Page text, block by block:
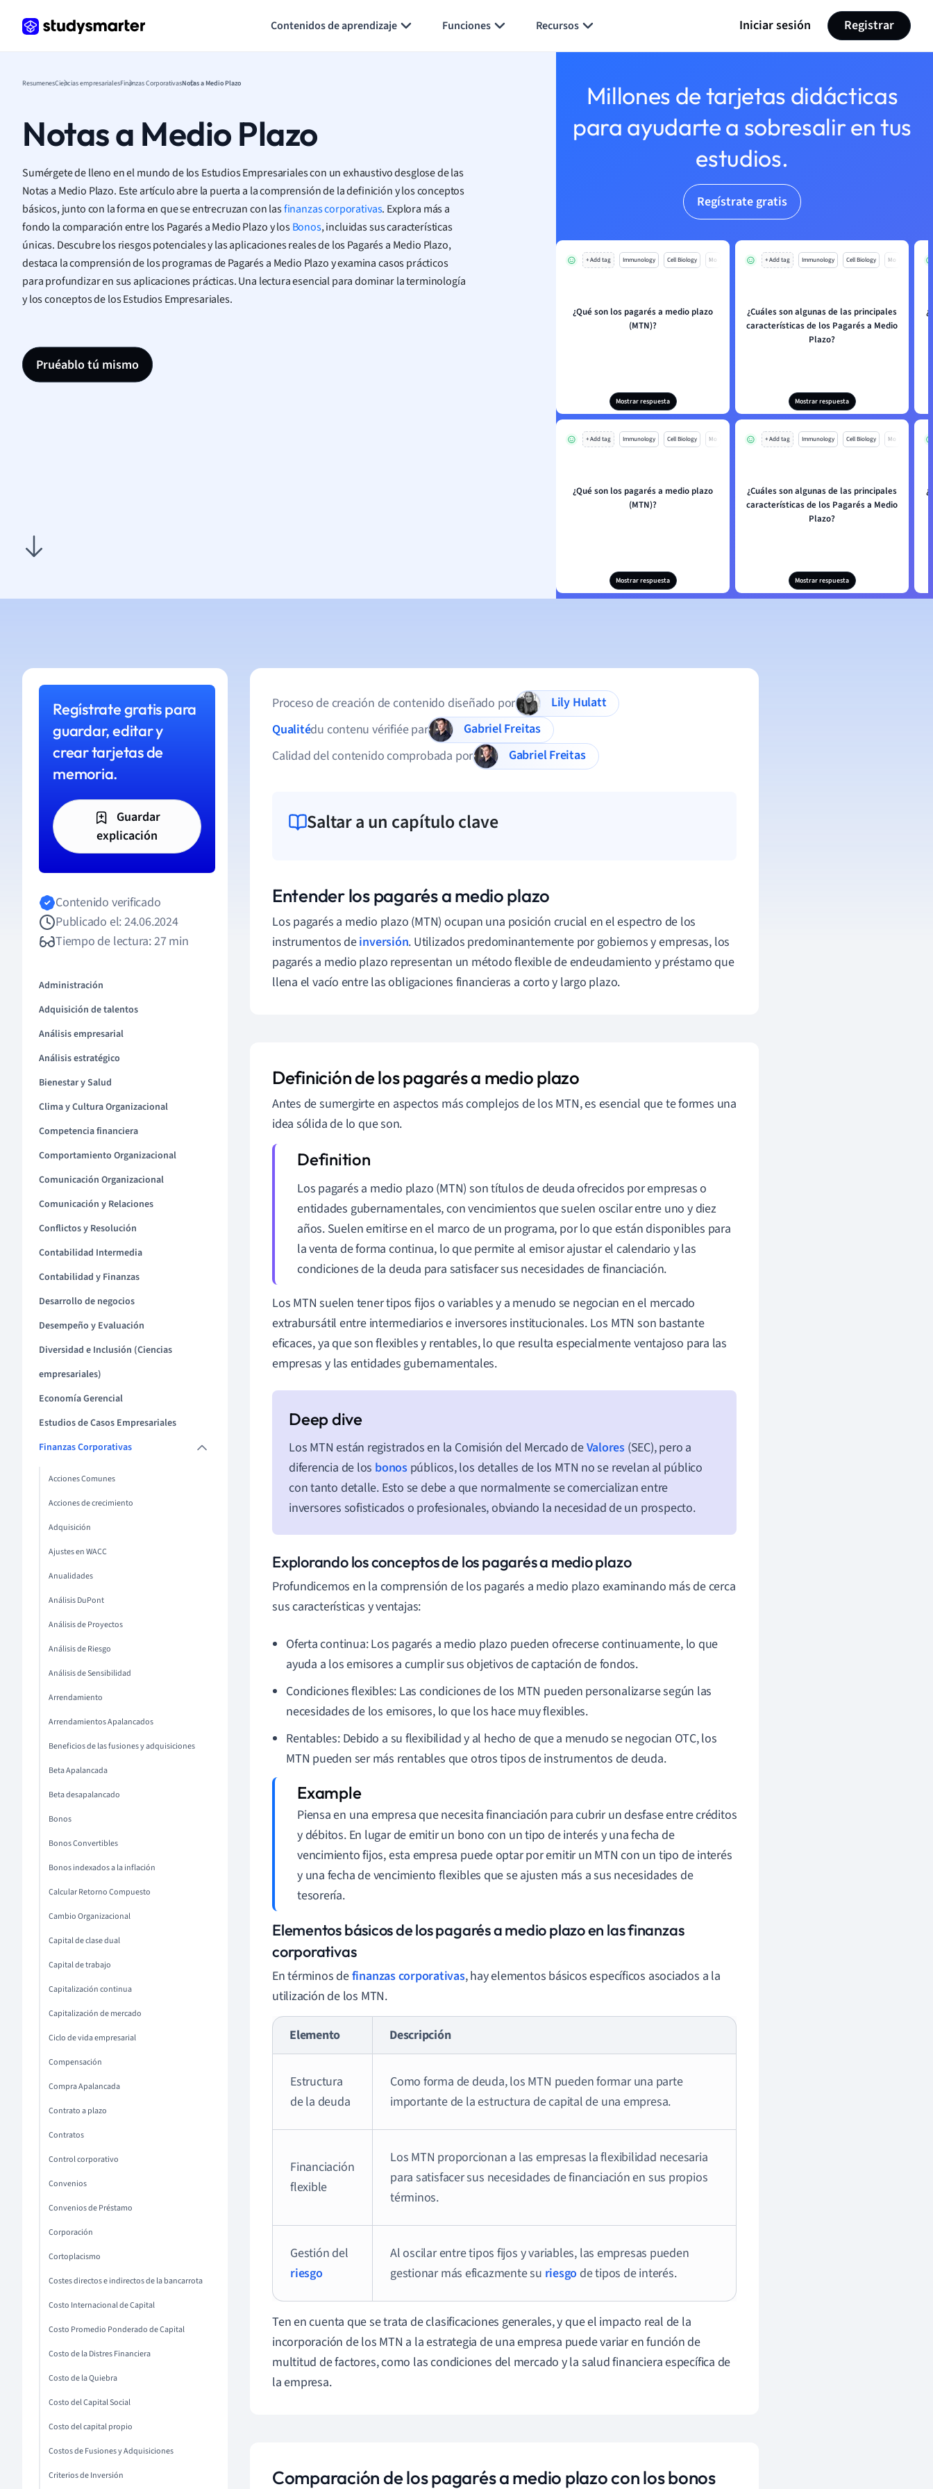
Contenidos de aprendizaje Funciones Recursos Iniciar sesión Registrar
ResumenesCiencias empresarialesFinanzas CorporativasNotas a Medio Plazo
Notas a Medio Plazo
Sumérgete de lleno en el mundo de los Estudios Empresariales con un exhaustivo desglose de las
Notas a Medio Plazo. Este artículo abre la puerta a la comprensión de la definición y los conceptos
básicos, junto con la forma en que se entrecruzan con lasfinanzas corporativas. Explora más a
fondo la comparación entre los Pagarés a Medio Plazo y losBonos, incluidas sus características
únicas. Descubre los riesgos potenciales y las aplicaciones reales de los Pagarés a Medio Plazo,
destaca la comprensión de los programas de Pagarés a Medio Plazo y examina casos prácticos
para profundizar en sus aplicaciones prácticas. Una lectura esencial para dominar la terminología
y los conceptos de los Estudios Empresariales.
Pruéablo tú mismo
Millones de tarjetas didácticas
para ayudarte a sobresalir en tus
estudios.
Regístrate gratis
+ Add tag Immunology Cell Biology Mo
¿Qué son los pagarés a medio plazo
(MTN)?
Mostrar respuesta
+ Add tag Immunology Cell Biology Mo
¿Cuáles son algunas de las principales
características de los Pagarés a Medio
Plazo?
Mostrar respuesta
+ Add tag Immunology Cell Biology Mo
¿Qué son los pagarés a medio plazo
(MTN)?
Mostrar respuesta
+ Add tag Immunology Cell Biology Mo
¿Cuáles son algunas de las principales
características de los Pagarés a Medio
Plazo?
Mostrar respuesta
Regístrate gratis para
guardar, editar y
crear tarjetas de
memoria.
Guardar
explicación
Contenido verificado
Publicado el: 24.06.2024
Tiempo de lectura: 27 min
Administración
Adquisición de talentos
Análisis empresarial
Análisis estratégico
Bienestar y Salud
Clima y Cultura Organizacional
Competencia financiera
Comportamiento Organizacional
Comunicación Organizacional
Comunicación y Relaciones
Conflictos y Resolución
Contabilidad Intermedia
Contabilidad y Finanzas
Desarrollo de negocios
Desempeño y Evaluación
Diversidad e Inclusión (Ciencias
empresariales)
Economía Gerencial
Estudios de Casos Empresariales
Finanzas Corporativas
Acciones Comunes
Acciones de crecimiento
Adquisición
Ajustes en WACC
Anualidades
Análisis DuPont
Análisis de Proyectos
Análisis de Riesgo
Análisis de Sensibilidad
Arrendamiento
Arrendamientos Apalancados
Beneficios de las fusiones y adquisiciones
Beta Apalancada
Beta desapalancado
Bonos
Bonos Convertibles
Bonos indexados a la inflación
Calcular Retorno Compuesto
Cambio Organizacional
Capital de clase dual
Capital de trabajo
Capitalización continua
Capitalización de mercado
Ciclo de vida empresarial
Compensación
Compra Apalancada
Contrato a plazo
Contratos
Control corporativo
Convenios
Convenios de Préstamo
Corporación
Cortoplacismo
Costes directos e indirectos de la bancarrota
Costo Internacional de Capital
Costo Promedio Ponderado de Capital
Costo de la Distres Financiera
Costo de la Quiebra
Costo del Capital Social
Costo del capital propio
Costos de Fusiones y Adquisiciones
Criterios de Inversión
Proceso de creación de contenido diseñado por
Lily Hulatt
Qualitédu contenu vérifiée par
Gabriel Freitas
Calidad del contenido comprobada por
Gabriel Freitas
Saltar a un capítulo clave
Entender los pagarés a medio plazo
Los pagarés a medio plazo (MTN) ocupan una posición crucial en el espectro de los
instrumentos deinversión. Utilizados predominantemente por gobiernos y empresas, los
pagarés a medio plazo representan un método flexible de endeudamiento y préstamo que
llena el vacío entre las obligaciones financieras a corto y largo plazo.
Definición de los pagarés a medio plazo
Antes de sumergirte en aspectos más complejos de los MTN, es esencial que te formes una
idea sólida de lo que son.
Los pagarés a medio plazo (MTN) son títulos de deuda ofrecidos por empresas o
entidades gubernamentales, con vencimientos que suelen oscilar entre uno y diez
años. Suelen emitirse en el marco de un programa, por lo que están disponibles para
la venta de forma continua, lo que permite al emisor ajustar el calendario y las
condiciones de la deuda para satisfacer sus necesidades de financiación.
Los MTN suelen tener tipos fijos o variables y a menudo se negocian en el mercado
extrabursátil entre intermediarios e inversores institucionales. Los MTN son bastante
eficaces, ya que son flexibles y rentables, lo que resulta especialmente ventajoso para las
empresas y las entidades gubernamentales.
Los MTN están registrados en la Comisión del Mercado deValores (SEC), pero a
diferencia de los bonospúblicos, los detalles de los MTN no se revelan al público
con tanto detalle. Esto se debe a que normalmente se comercializan entre
inversores sofisticados o profesionales, obviando la necesidad de un prospecto.
Explorando los conceptos de los pagarés a medio plazo
Profundicemos en la comprensión de los pagarés a medio plazo examinando más de cerca
sus características y ventajas:
Oferta continua: Los pagarés a medio plazo pueden ofrecerse continuamente, lo que
ayuda a los emisores a cumplir sus objetivos de captación de fondos.
Condiciones flexibles: Las condiciones de los MTN pueden personalizarse según las
necesidades de los emisores, lo que los hace muy flexibles.
Rentables: Debido a su flexibilidad y al hecho de que a menudo se negocian OTC, los
MTN pueden ser más rentables que otros tipos de instrumentos de deuda.
Piensa en una empresa que necesita financiación para cubrir un desfase entre créditos
y débitos. En lugar de emitir un bono con un tipo de interés y una fecha de
vencimiento fijos, esta empresa puede optar por emitir un MTN con un tipo de interés
y una fecha de vencimiento flexibles que se ajusten más a sus necesidades de
tesorería.
Elementos básicos de los pagarés a medio plazo en las finanzas
corporativas
En términos definanzas corporativas, hay elementos básicos específicos asociados a la
utilización de los MTN.
Elemento Descripción
Estructura
de la deuda
Como forma de deuda, los MTN pueden formar una parte
importante de la estructura de capital de una empresa.
Financiación
flexible
Los MTN proporcionan a las empresas la flexibilidad necesaria
para satisfacer sus necesidades de financiación en sus propios
términos.
Gestión del
riesgo
Al oscilar entre tipos fijos y variables, las empresas pueden
gestionar más eficazmente su riesgo de tipos de interés.
Ten en cuenta que se trata de clasificaciones generales, y que el impacto real de la
incorporación de los MTN a la estrategia de una empresa puede variar en función de
multitud de factores, como las condiciones del mercado y la salud financiera específica de
la empresa.
Comparación de los pagarés a medio plazo con los bonos